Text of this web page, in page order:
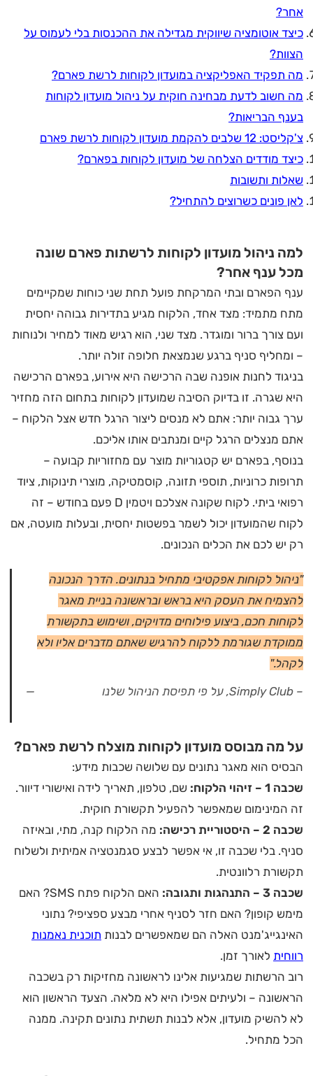
אחר?
כיצד אוטומציה שיווקית מגדילה את ההכנסות בלי לעמוס על
הצוות?
מה תפקיד האפליקציה במועדון לקוחות לרשת פארם?
מה חשוב לדעת מבחינה חוקית על ניהול מועדון לקוחות
בענף הבריאות?
צ'קליסט: 12 שלבים להקמת מועדון לקוחות לרשת פארם
כיצד מודדים הצלחה של מועדון לקוחות בפארם?
שאלות ותשובות
לאן פונים כשרוצים להתחיל?
למה ניהול מועדון לקוחות לרשתות פארם שונה
מכל ענף אחר?
ענף הפארם ובתי המרקחת פועל תחת שני כוחות שמקיימים
מתח מתמיד: מצד אחד, הלקוח מגיע בתדירות גבוהה יחסית
ועם צורך ברור ומוגדר. מצד שני, הוא רגיש מאוד למחיר ולנוחות
– ומחליף סניף ברגע שנמצאת חלופה זולה יותר.
בניגוד לחנות אופנה שבה הרכישה היא אירוע, בפארם הרכישה
היא שגרה. זו בדיוק הסיבה שמועדון לקוחות בתחום הזה מחזיר
ערך גבוה יותר: אתם לא מנסים ליצור הרגל חדש אצל הלקוח –
אתם מנצלים הרגל קיים ומנתבים אותו אליכם.
בנוסף, בפארם יש קטגוריות מוצר עם מחזוריות קבועה –
תרופות כרוניות, תוספי תזונה, קוסמטיקה, מוצרי תינוקות, ציוד
רפואי ביתי. לקוח שקונה אצלכם ויטמין D פעם בחודש – זה
לקוח שהמועדון יכול לשמר בפשטות יחסית, ובעלות מועטה, אם
רק יש לכם את הכלים הנכונים.
"ניהול לקוחות אפקטיבי מתחיל בנתונים. הדרך הנכונה
להצמיח את העסק היא בראש ובראשונה בניית מאגר
לקוחות חכם, ביצוע פילוחים מדויקים, ושימוש בתקשורת
ממוקדת שגורמת ללקוח להרגיש שאתם מדברים אליו ולא
לקהל."
– Simply Club, על פי תפיסת הניהול שלנו
על מה מבוסס מועדון לקוחות מוצלח לרשת פארם?
הבסיס הוא מאגר נתונים עם שלושה שכבות מידע:
שכבה 1 – זיהוי הלקוח:
שם, טלפון, תאריך לידה ואישורי דיוור.
זה המינימום שמאפשר להפעיל תקשורת חוקית.
שכבה 2 – היסטוריית רכישה:
מה הלקוח קנה, מתי, ובאיזה
סניף. בלי שכבה זו, אי אפשר לבצע סגמנטציה אמיתית ולשלוח
תקשורת רלוונטית.
שכבה 3 – התנהגות ותגובה:
האם הלקוח פתח SMS? האם
מימש קופון? האם חזר לסניף אחרי מבצע ספציפי? נתוני
האינגייג'מנט האלה הם שמאפשרים לבנות תוכנית נאמנות
רווחית לאורך זמן.
רוב הרשתות שמגיעות אלינו לראשונה מחזיקות רק בשכבה
הראשונה – ולעיתים אפילו היא לא מלאה. הצעד הראשון הוא
לא להשיק מועדון, אלא לבנות תשתית נתונים תקינה. ממנה
הכל מתחיל.